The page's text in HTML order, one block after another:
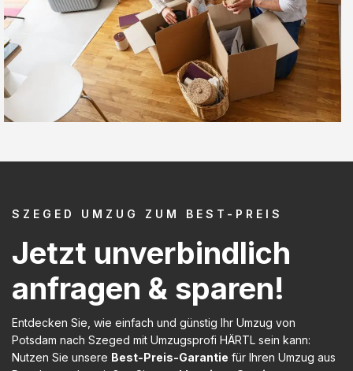
SZEGED UMZUG ZUM BEST-PREIS
Jetzt unverbindlich
anfragen & sparen!
Entdecken Sie, wie einfach und günstig Ihr Umzug von
Potsdam nach Szeged mit Umzugsprofi HÄRTL sein kann:
Nutzen Sie unsere Best-Preis-Garantie für Ihren Umzug aus